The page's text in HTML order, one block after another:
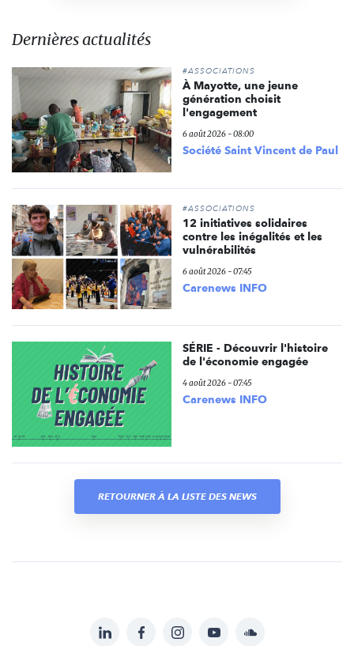
Dernières actualités
#ASSOCIATIONS
À Mayotte, une jeune
génération choisit
l'engagement
6 août 2026 - 08:00
Société Saint Vincent de Paul
#ASSOCIATIONS
12 initiatives solidaires
contre les inégalités et les
vulnérabilités
6 août 2026 - 07:45
Carenews INFO
SÉRIE - Découvrir l'histoire
de l'économie engagée
4 août 2026 - 07:45
Carenews INFO
RETOURNER À LA LISTE DES NEWS
LinkedInFacebookInstagramYouTubeSoundcloud